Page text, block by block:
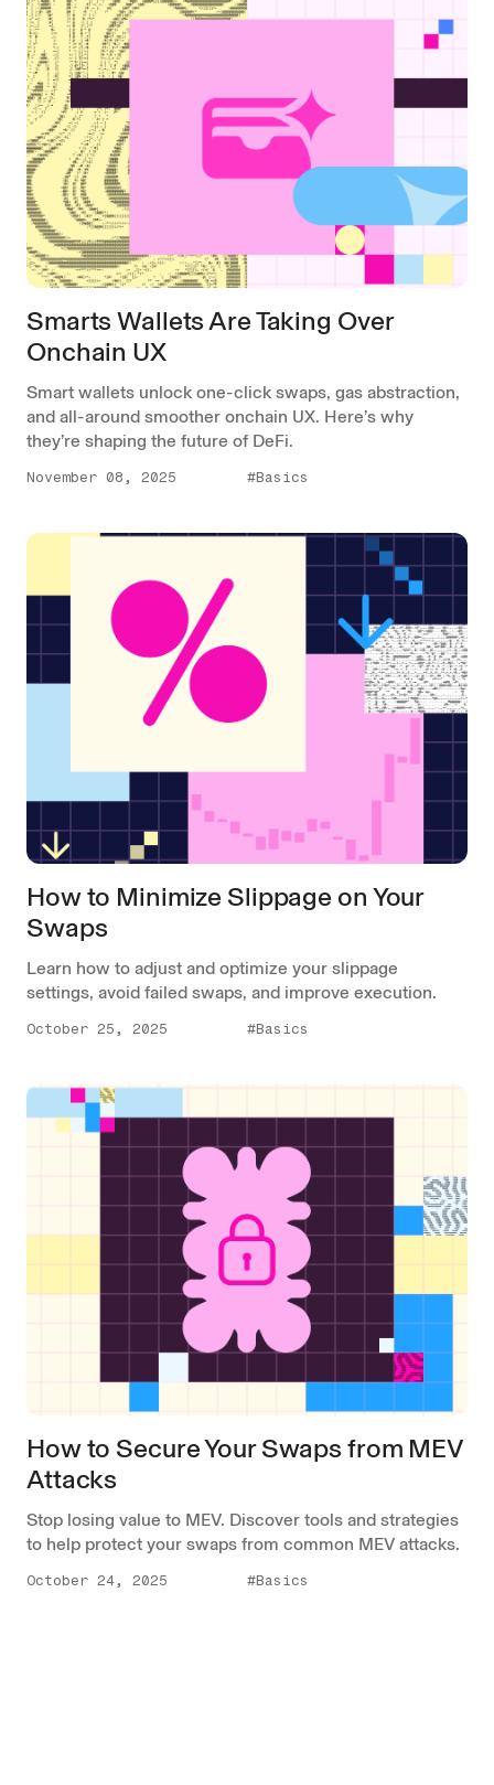
Smarts Wallets Are Taking Over
Onchain UX
Smart wallets unlock one-click swaps, gas abstraction,
and all-around smoother onchain UX. Here’s why
they’re shaping the future of DeFi.
November 08, 2025 #Basics
How to Minimize Slippage on Your
Swaps
Learn how to adjust and optimize your slippage
settings, avoid failed swaps, and improve execution.
October 25, 2025 #Basics
How to Secure Your Swaps from MEV
Attacks
Stop losing value to MEV. Discover tools and strategies
to help protect your swaps from common MEV attacks.
October 24, 2025 #Basics